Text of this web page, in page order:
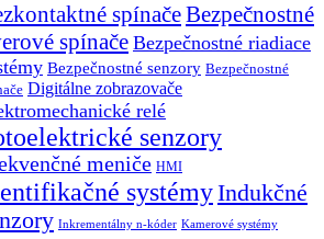
spínačeBezpečnostné
spínačeBezpečnostné riadiace
Bezpečnostné senzory Bezpečnostné
Digitálne zobrazovače
relé
senzory
meniče HMI
systémyIndukčné
Inkrementálny n-kóder Kamerové systémy